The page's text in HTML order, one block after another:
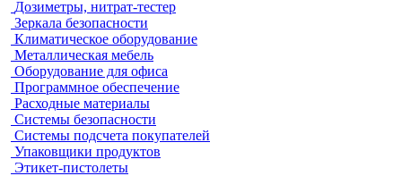
Дозиметры, нитрат-тестер
Зеркала безопасности
Климатическое оборудование
Металлическая мебель
Оборудование для офиса
Программное обеспечение
Расходные материалы
Системы безопасности
Системы подсчета покупателей
Упаковщики продуктов
Этикет-пистолеты